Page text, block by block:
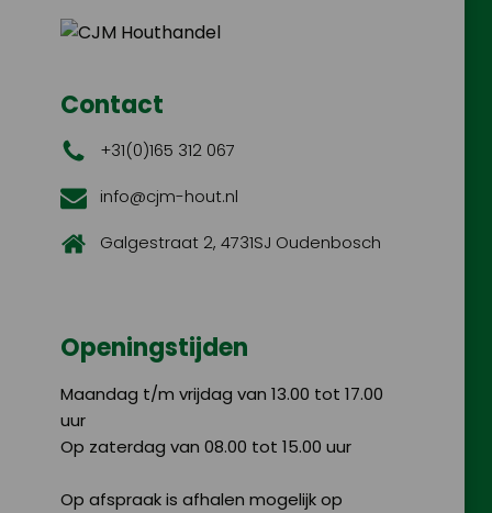
Contact
+31(0)165 312 067
info@cjm-hout.nl
Galgestraat 2, 4731SJ Oudenbosch
Openingstijden
Maandag t/m vrijdag van 13.00 tot 17.00
uur
Op zaterdag van 08.00 tot 15.00 uur
Op afspraak is afhalen mogelijk op